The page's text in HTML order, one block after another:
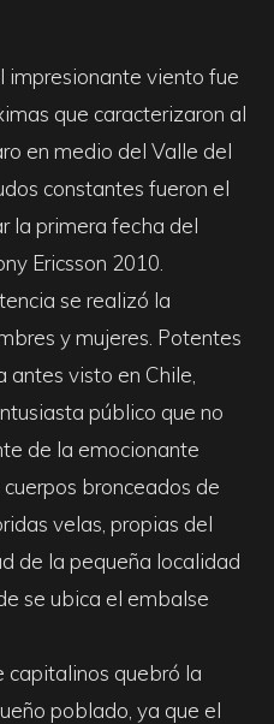
impresionante viento fue
que caracterizaron al
en medio del Valle del
constantes fueron el
la primera fecha del
Ericsson 2010.
se realizó la
y mujeres. Potentes
antes visto en Chile,
público que no
de la emocionante
bronceados de
velas, propias del
de la pequeña localidad
se ubica el embalse
capitalinos quebró la
poblado, ya que el